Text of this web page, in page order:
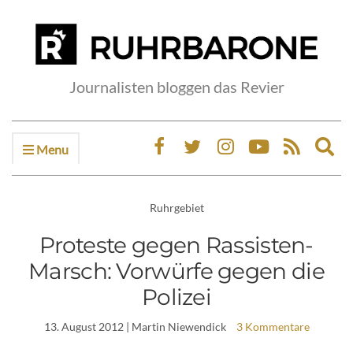
Journalisten bloggen das Revier
Menu
Ruhrgebiet
Proteste gegen Rassisten-
Marsch: Vorwürfe gegen die
Polizei
13. August 2012| Martin Niewendick 3 Kommentare